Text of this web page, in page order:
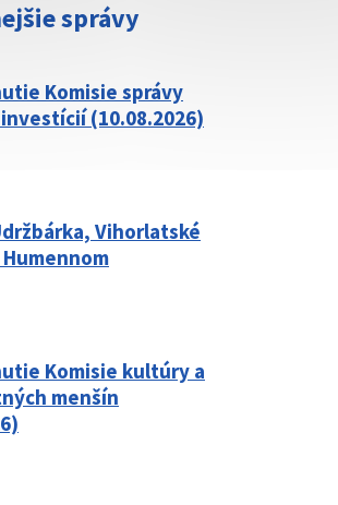
správy
Komisie správy
(10.08.2026)
Vihorlatské
Komisie kultúry a
menšín